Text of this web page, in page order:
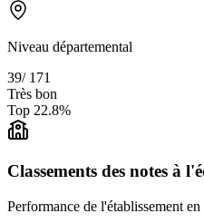
Niveau départemental
39/ 171
Très bon
Top 22.8%
Classements des notes à
Performance de l'établissement